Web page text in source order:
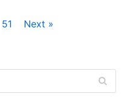
51 Next »